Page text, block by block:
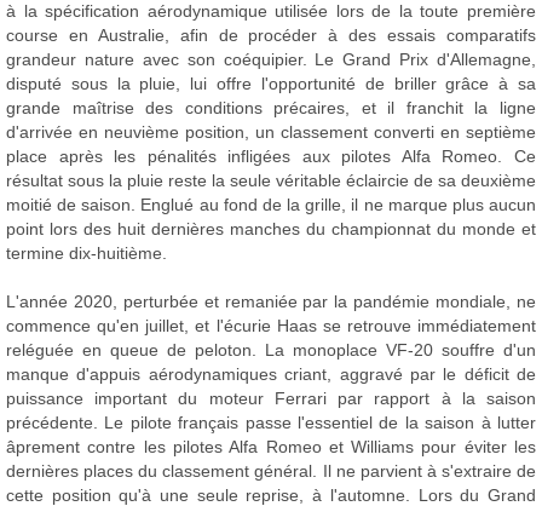
à la spécification aérodynamique utilisée lors de la toute première
course en Australie, afin de procéder à des essais comparatifs
grandeur nature avec son coéquipier. Le Grand Prix d'Allemagne,
disputé sous la pluie, lui offre l'opportunité de briller grâce à sa
grande maîtrise des conditions précaires, et il franchit la ligne
d'arrivée en neuvième position, un classement converti en septième
place après les pénalités infligées aux pilotes Alfa Romeo. Ce
résultat sous la pluie reste la seule véritable éclaircie de sa deuxième
moitié de saison. Englué au fond de la grille, il ne marque plus aucun
point lors des huit dernières manches du championnat du monde et
termine dix-huitième.
L'année 2020, perturbée et remaniée par la pandémie mondiale, ne
commence qu'en juillet, et l'écurie Haas se retrouve immédiatement
reléguée en queue de peloton. La monoplace VF-20 souffre d'un
manque d'appuis aérodynamiques criant, aggravé par le déficit de
puissance important du moteur Ferrari par rapport à la saison
précédente. Le pilote français passe l'essentiel de la saison à lutter
âprement contre les pilotes Alfa Romeo et Williams pour éviter les
dernières places du classement général. Il ne parvient à s'extraire de
cette position qu'à une seule reprise, à l'automne. Lors du Grand